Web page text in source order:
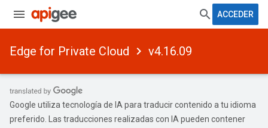
ACCEDER
Edge for Private Cloud v4.16.09
Google utiliza tecnología de IA para traducir contenido a tu idioma
preferido. Las traducciones realizadas con IA pueden contener